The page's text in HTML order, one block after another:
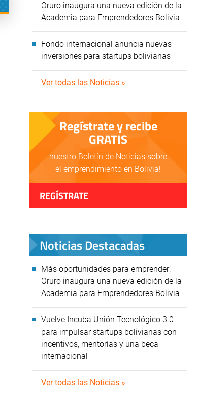
Oruro inaugura una nueva edición de la
Academia para Emprendedores Bolivia
Fondo internacional anuncia nuevas
inversiones para startups bolivianas
Ver todas las Noticias »
Regístrate y recibe
GRATIS
nuestro Boletín de Noticias sobre
el emprendimiento en Bolivia!
REGÍSTRATE
Noticias Destacadas
Más oportunidades para emprender:
Oruro inaugura una nueva edición de la
Academia para Emprendedores Bolivia
Vuelve Incuba Unión Tecnológico 3.0
para impulsar startups bolivianas con
incentivos, mentorías y una beca
internacional
Ver todas las Noticias »